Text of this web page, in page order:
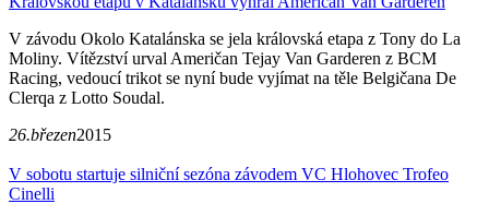
V závodu Okolo Katalánska se jela královská etapa z Tony do La
Moliny. Vítězství urval Američan Tejay Van Garderen z BCM
Racing, vedoucí trikot se nyní bude vyjímat na těle Belgičana De
Clerqa z Lotto Soudal.
26.březen2015
V sobotu startuje silniční sezóna závodem VC Hlohovec Trofeo
Cinelli